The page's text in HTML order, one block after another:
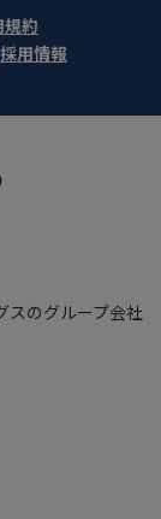
約
採用情報
のグループ会社